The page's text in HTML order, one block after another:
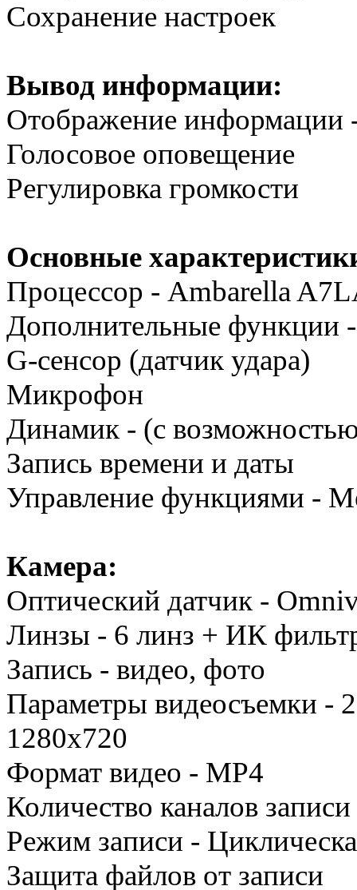
Сохранение настроек
Вывод информации:
Отображение
Голосовое оповещение
Регулировка громкости
Основные
Процессор - Ambarella
Дополнительные функции
G-сенсор (датчик удара)
Микрофон
Динамик - (с
Запись времени и даты
Управление функциями -
Камера:
Оптический датчик -
Линзы - 6 линз + ИК
Запись - видео, фото
Параметры видеосъемки -
1280х720
Формат видео - MP4
Количество каналов
Режим записи -
Защита файлов от записи